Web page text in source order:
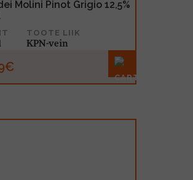
Molini Pinot Grigio 12,5%
TOOTE LIIK
KPN-vein